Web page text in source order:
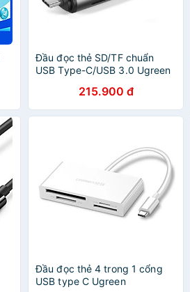
Đầu đọc thẻ SD/TF chuẩn
USB Type-C/USB 3.0 Ugreen
215.900 đ
Đầu đọc thẻ 4 trong 1 cổng
USB type C Ugreen